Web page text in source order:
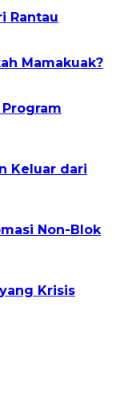
Rantau
Mamakuak?
Keluar dari
Non-Blok
Krisis